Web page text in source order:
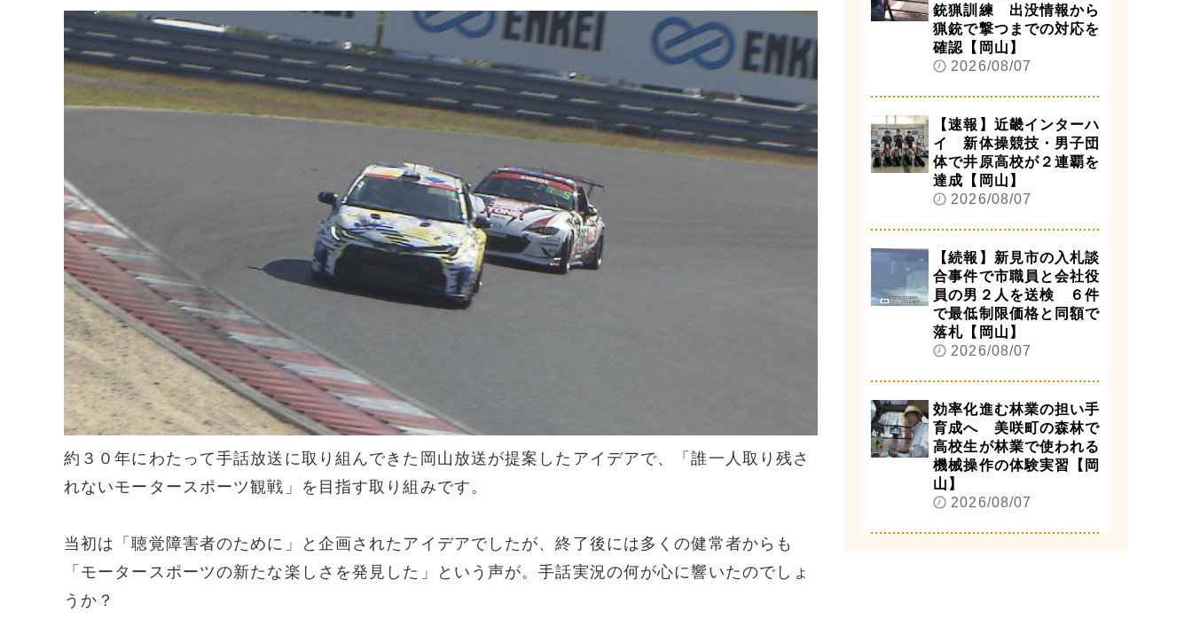
約３０年にわたって手話放送に取り組んできた岡山放送が提案したアイデアで、「誰一人取り残さ
れないモータースポーツ観戦」を目指す取り組みです。
当初は「聴覚障害者のために」と企画されたアイデアでしたが、終了後には多くの健常者からも
「モータースポーツの新たな楽しさを発見した」という声が。手話実況の何が心に響いたのでしょ
うか？
銃猟訓練 出没情報から
猟銃で撃つまでの対応を
確認【岡山】
2026/08/07
【速報】近畿インターハ
イ 新体操競技・男子団
体で井原高校が２連覇を
達成【岡山】
2026/08/07
【続報】新見市の入札談
合事件で市職員と会社役
員の男２人を送検 ６件
で最低制限価格と同額で
落札【岡山】
2026/08/07
効率化進む林業の担い手
育成へ 美咲町の森林で
高校生が林業で使われる
機械操作の体験実習【岡
山】
2026/08/07